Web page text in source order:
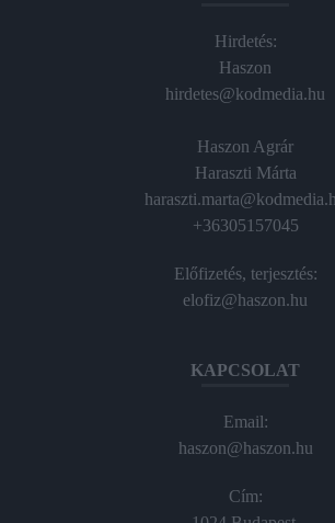
Hirdetés:
Haszon
hirdetes@kodmedia.hu
Haszon Agrár
Haraszti Márta
+36305157045
Előfizetés, terjesztés:
elofiz@haszon.hu
KAPCSOLAT
Email:
haszon@haszon.hu
Cím: